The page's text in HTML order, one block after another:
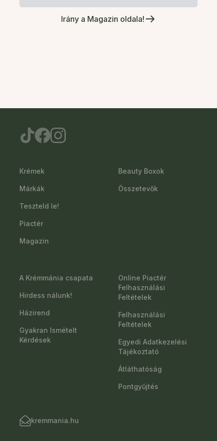
Irány a Magazin oldala!
Krémek
Márkák
Teszteld le!
Piactér
Magazin
Beauty Boxok
Összetevők
A Krémmánia csapata
Hirdess nálunk!
Házirend
Gyakran Ismételt
Kérdések
Online Piactér
Felhasználási
Feltételek
Felhasználási
Feltételek
Egyedi Adatkezelési
Tájékoztató
Átláthatóság
Pontgyűjtés
kremmania.hu